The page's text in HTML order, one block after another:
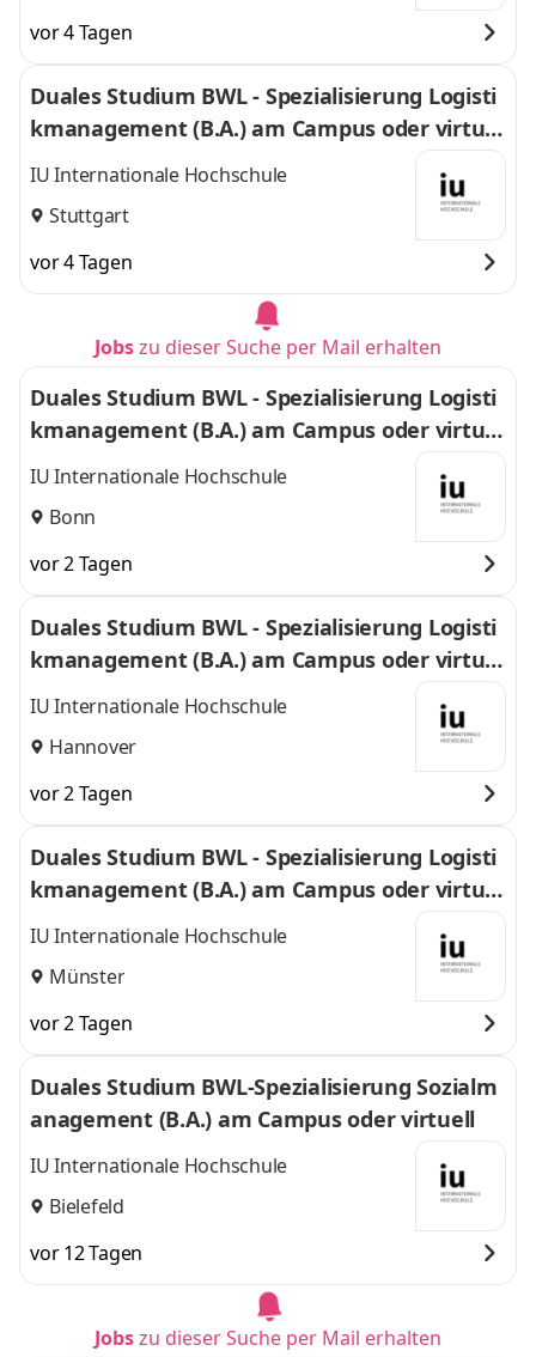
vor 4 Tagen
Duales Studium BWL - Spezialisierung Logisti
kmanagement (B.A.) am Campus oder virtuel
l
IU Internationale Hochschule
Stuttgart
vor 4 Tagen
Jobszu dieser Suche per Mail erhalten
Duales Studium BWL - Spezialisierung Logisti
kmanagement (B.A.) am Campus oder virtuel
l
IU Internationale Hochschule
Bonn
vor 2 Tagen
Duales Studium BWL - Spezialisierung Logisti
kmanagement (B.A.) am Campus oder virtuel
l
IU Internationale Hochschule
Hannover
vor 2 Tagen
Duales Studium BWL - Spezialisierung Logisti
kmanagement (B.A.) am Campus oder virtuel
l
IU Internationale Hochschule
Münster
vor 2 Tagen
Duales Studium BWL-Spezialisierung Sozialm
anagement (B.A.) am Campus oder virtuell
IU Internationale Hochschule
Bielefeld
vor 12 Tagen
Jobszu dieser Suche per Mail erhalten